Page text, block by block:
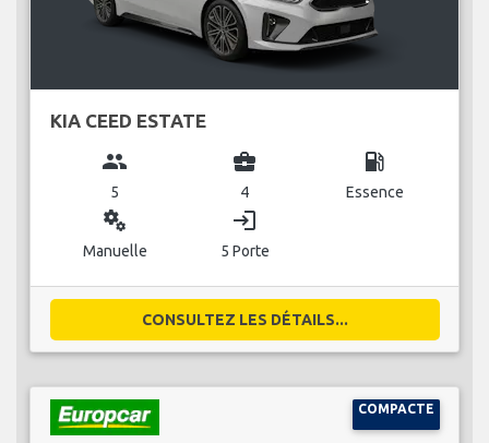
KIA CEED ESTATE
group
5
business_center
4
local_gas_station
Essence
miscellaneous_services
Manuelle
login
5 Porte
CONSULTEZ LES DÉTAILS...
COMPACTE